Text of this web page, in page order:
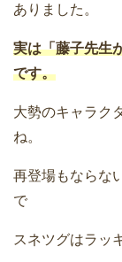
ありました。
実は「藤子先生
です。
大勢のキャラク
ね。
再登場もならな
で
スネツグはラッ